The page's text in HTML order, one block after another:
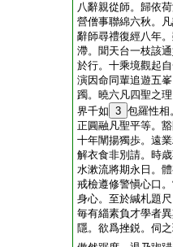
八辭親從師。歸依
營僧事聯綿六秋。
辭師尋禮復經八年
滯。聞天台一枝該
於行。十乘境觀起
演因命同輩追遊五
躅。曉六凡四聖之
界千如 3 包羅性相
正圓融凡聖平等。
十年闡揚獨歩。遠
解衣食非別請。時
水漱流將期永日。
戒檢遵修警愼心口
身心。至於緘札題
毎有緇素負才學者
隱。欲爲挫鋭。伺